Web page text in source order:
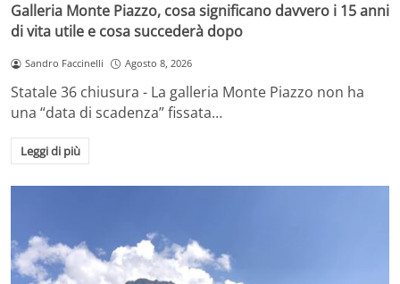
Galleria Monte Piazzo, cosa significano davvero i 15 anni
di vita utile e cosa succederà dopo
Sandro Faccinelli Agosto 8, 2026
Statale 36 chiusura - La galleria Monte Piazzo non ha
una “data di scadenza” fissata…
Leggi di più